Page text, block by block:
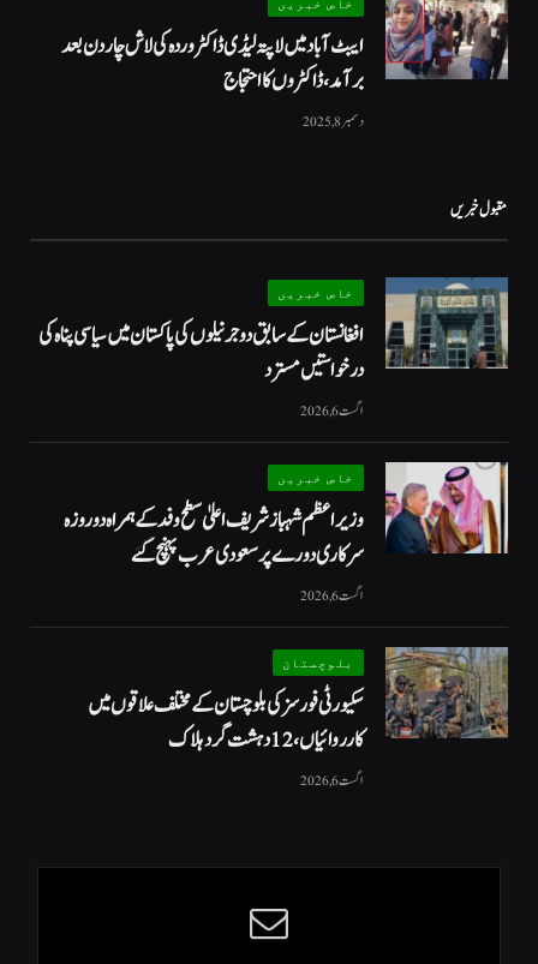
ایبٹ آباد میں لاپتہ لیڈی ڈاکٹر وردہ کی لاش چار دن بعد
برآمد، ڈاکٹروں کا احتجاج
دسمبر 8, 2025
مقبول خبریں
خاص خبریں
افغانستان کے سابق دو جرنیلوں کی پاکستان میں سیاسی پناہ کی
درخواستیں مسترد
اگست 6, 2026
خاص خبریں
وزیراعظم شہبازشریف اعلیٰ سطح وفد کے ہمراہ دو روزه
سرکاری دورے پر سعودی عرب پہنچ گئے
اگست 6, 2026
بلوچستان
سکیورٹی فورسز کی بلوچستان کے مختلف علاقوں میں
کارروائیاں ، 12 دہشت گرد ہلاک
اگست 6, 2026